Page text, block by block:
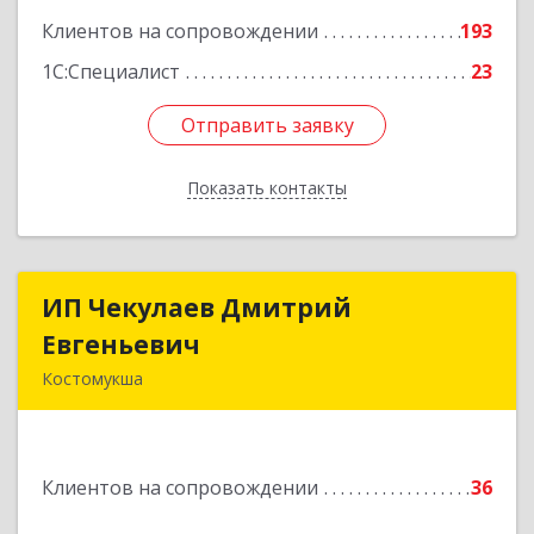
Клиентов на сопровождении
193
1С:Специалист
23
Отправить заявку
Показать контакты
Отправить заявку
Назад
ИП Чекулаев Дмитрий
Евгеньевич
Костомукша
Клиентов на сопровождении 36
ИП Чекулаев Дмитрий